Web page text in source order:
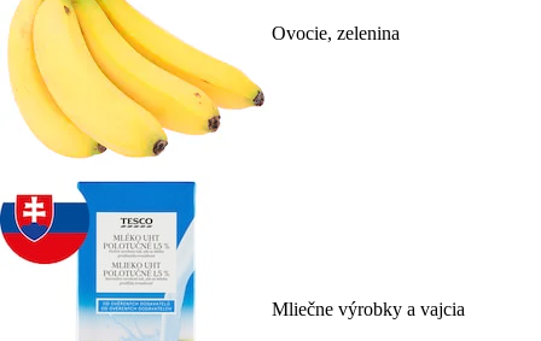
Ovocie, zelenina
Mliečne výrobky a vajcia